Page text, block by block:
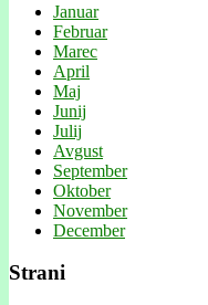
Januar
Februar
Marec
April
Maj
Junij
Julij
Avgust
September
Oktober
November
December
Strani